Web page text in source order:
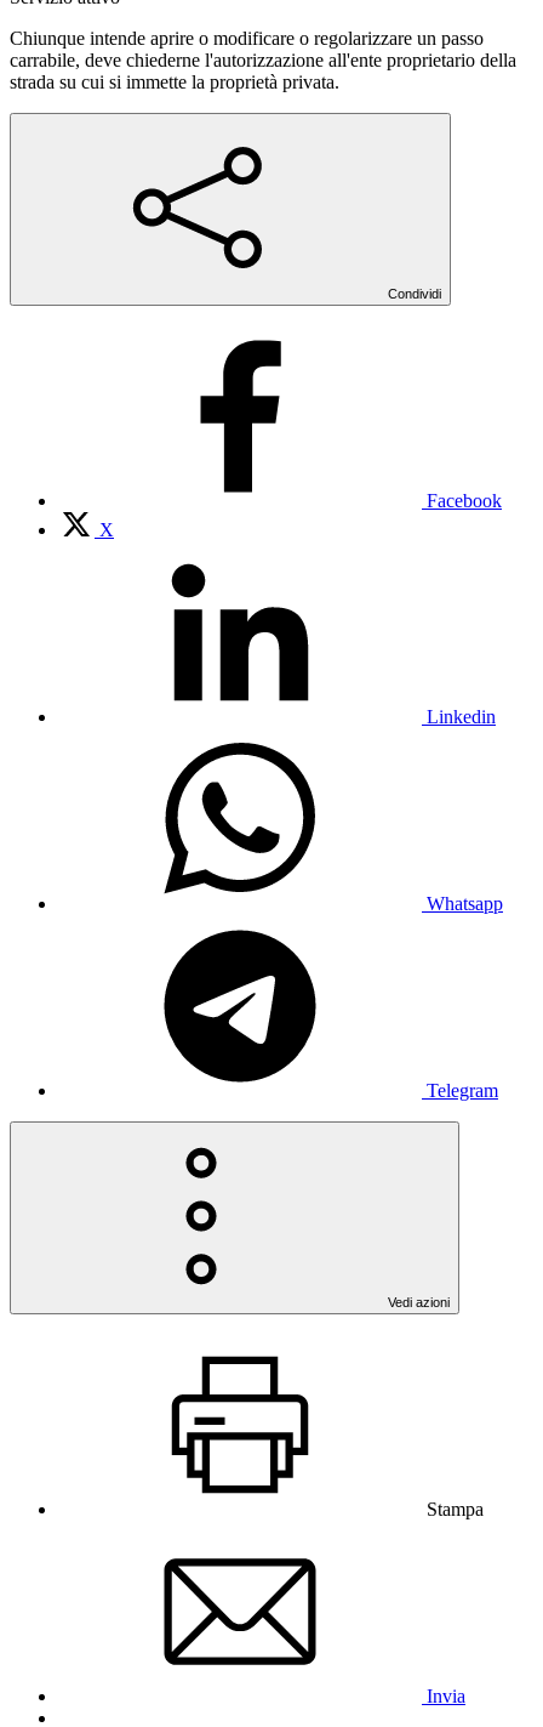
Chiunque intende aprire o modificare o regolarizzare un passo
carrabile, deve chiederne l'autorizzazione all'ente proprietario della
strada su cui si immette la proprietà privata.
Condividi
Facebook
X
Linkedin
Whatsapp
Telegram
Vedi azioni
Stampa
Invia